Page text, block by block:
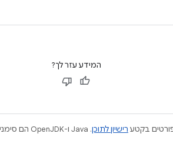
המידע עזר לך?
בקטע רישיון לתוכן